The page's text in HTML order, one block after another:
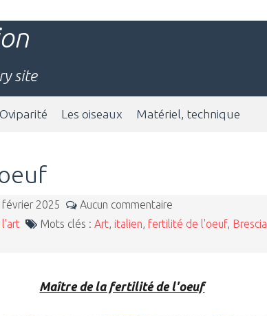
site
Oviparité Les oiseaux Matériel, technique
février 2025
Aucun commentaire
l'art Mots clés : Art italien fertilité de l'oeuf, Brescia
Maître de la fertilité de l'oeuf